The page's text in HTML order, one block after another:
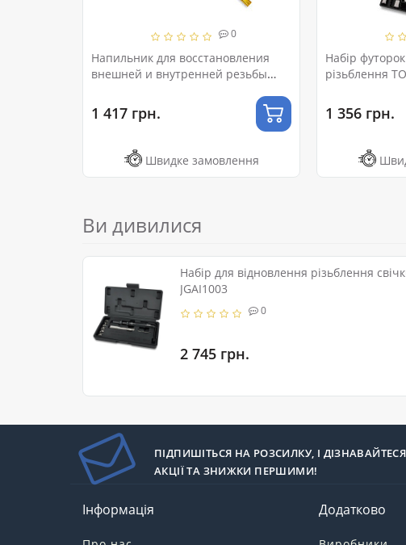
0
Напильник для восстановления
внешней и внутренней резьбы
1 417 грн.
Швидке замовлення
Набір
різьблення
1 356 грн.
Ви дивилися
Набір для відновлення різьблення
JGAI1003
0
2 745 грн.
ПІДПИШІТЬСЯ НА РОЗСИЛКУ, І
АКЦІЇ ТА ЗНИЖКИ ПЕРШИМИ!
Інформація Додатково